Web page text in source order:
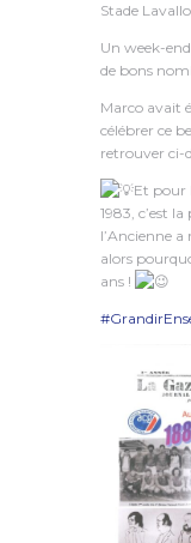
Stade
Un week-
de bons
Marco avait
célébrer ce
retrouver ci-
Et pour
1983, c’est
l’Ancienne
alors
ans !